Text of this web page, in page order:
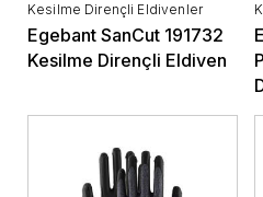
Kesilme Dirençli Eldivenler
Egebant SanCut 191732
Kesilme Dirençli Eldiven